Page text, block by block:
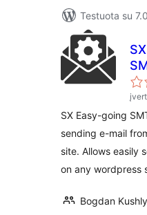
Testuota su
SX Easy-going
sending e-mail
site. Allows easily
on any wordpress
Bogdan